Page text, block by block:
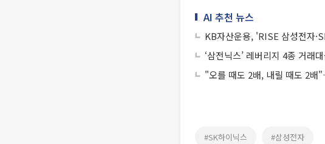
AI 추천 뉴스
KB자산운용, 'RISE 삼성전자
‘삼전닉스’ 레버리지 4종 거래
"오를 때도 2배, 내릴 때도 2배
#SK하이닉스 #삼성전자